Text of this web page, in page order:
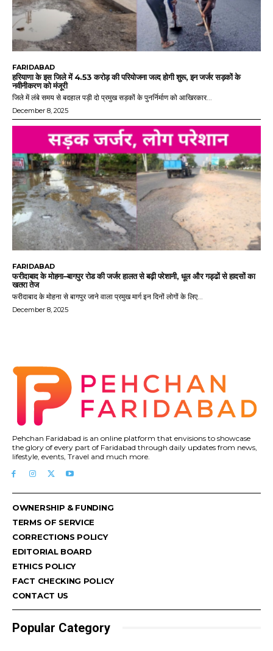
FARIDABAD
हरियाणा के इस जिले में 4.53 करोड़ की परियोजना जल्द होगी शुरू, इन जर्जर सड़कों के
नवीनीकरण को मंजूरी
जिले में लंबे समय से बदहाल पड़ी दो प्रमुख सड़कों के पुनर्निर्माण को आखिरकार...
December 8, 2025
FARIDABAD
फरीदाबाद के मोहना–बागपुर रोड की जर्जर हालत से बढ़ी परेशानी, धूल और गड्ढों से हादसों का
खतरा तेज
फरीदाबाद के मोहना से बागपुर जाने वाला प्रमुख मार्ग इन दिनों लोगों के लिए...
December 8, 2025
Pehchan Faridabad is an online platform that envisions to showcase
the glory of every part of Faridabad through daily updates from news,
lifestyle, events, Travel and much more.
OWNERSHIP & FUNDING
TERMS OF SERVICE
CORRECTIONS POLICY
EDITORIAL BOARD
ETHICS POLICY
FACT CHECKING POLICY
CONTACT US
Popular Category